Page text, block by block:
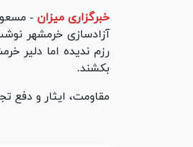
خبرگزاری میزان -
آزادسازی خرمشهر
رزم ندیده اما دلیر
بکشند.
مقاومت، ایثار و دفع